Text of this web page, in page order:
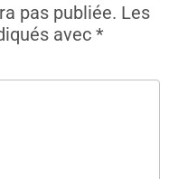
pas publiée. Les
avec *